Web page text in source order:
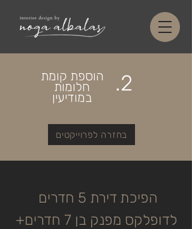
הוספת קומת
חלומות
במודיעין
2.
בחזרה לפרוייקטים
לדופלקס מפנק בן 7 חדרים+